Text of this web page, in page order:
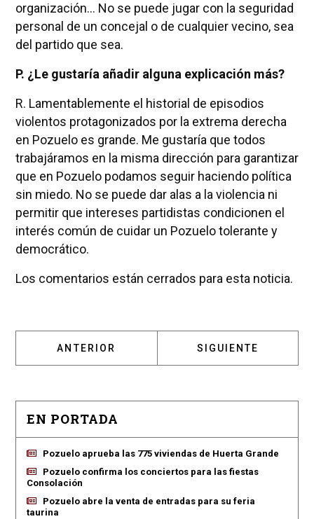
organización... No se puede jugar con la seguridad
personal de un concejal o de cualquier vecino, sea
del partido que sea.
P. ¿Le gustaría añadir alguna explicación más?
R. Lamentablemente el historial de episodios
violentos protagonizados por la extrema derecha
en Pozuelo es grande. Me gustaría que todos
trabajáramos en la misma dirección para garantizar
que en Pozuelo podamos seguir haciendo política
sin miedo. No se puede dar alas a la violencia ni
permitir que intereses partidistas condicionen el
interés común de cuidar un Pozuelo tolerante y
democrático.
Los comentarios están cerrados para esta noticia.
ARTÍCULO ANTERIOR: SUSANA PÉREZ
ANTERIOR ARTÍCULO
SIGUIENTE
EN PORTADA
Pozuelo aprueba las 775 viviendas de Huerta Grande
Pozuelo confirma los conciertos para las fiestas
Consolación
Pozuelo abre la venta de entradas para su feria
taurina